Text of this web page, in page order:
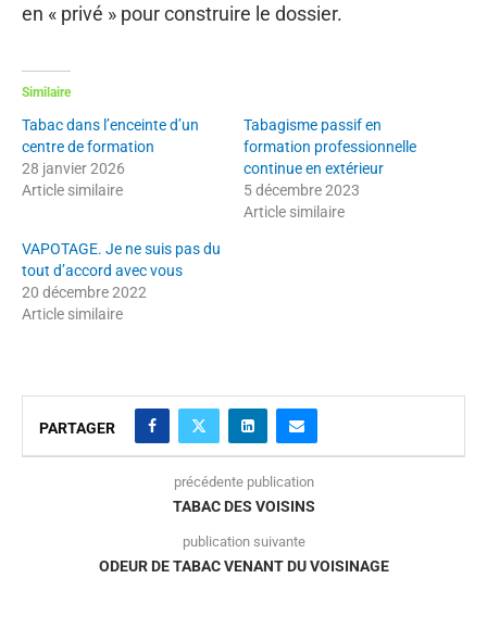
en « privé » pour construire le dossier.
Similaire
Tabac dans l’enceinte d’un
centre de formation
28 janvier 2026
Article similaire
Tabagisme passif en
formation professionnelle
continue en extérieur
5 décembre 2023
Article similaire
VAPOTAGE. Je ne suis pas du
tout d’accord avec vous
20 décembre 2022
Article similaire
PARTAGER
précédente publication
TABAC DES VOISINS
publication suivante
ODEUR DE TABAC VENANT DU VOISINAGE